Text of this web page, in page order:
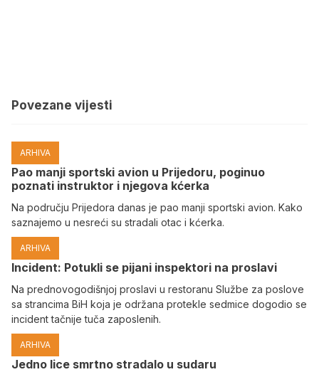
Povezane vijesti
ARHIVA
Pao manji sportski avion u Prijedoru, poginuo
poznati instruktor i njegova kćerka
Na području Prijedora danas je pao manji sportski avion. Kako
saznajemo u nesreći su stradali otac i kćerka.
ARHIVA
Incident: Potukli se pijani inspektori na proslavi
Na prednovogodišnjoj proslavi u restoranu Službe za poslove
sa strancima BiH koja je održana protekle sedmice dogodio se
incident tačnije tuča zaposlenih.
ARHIVA
Јedno lice smrtno stradalo u sudaru